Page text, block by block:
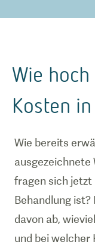
Wie
Kosten
Wie bereits
ausgezeichnete
fragen sich
Behandlung
davon ab,
und bei welcher